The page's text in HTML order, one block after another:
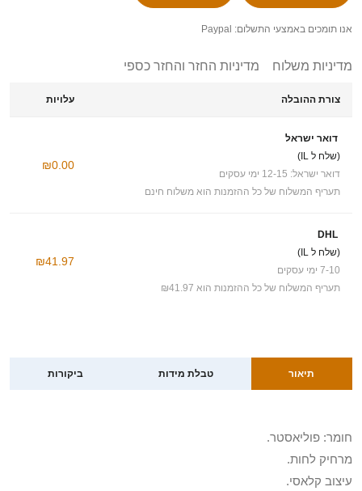
אנו תומכים באמצעי התשלום: Paypal
מדיניות משלוח מדיניות החזר והחזר כספי
צורת ההובלה עלויות
דואר ישראל
(שלח ל IL)
דואר ישראל: 12-15 ימי עסקים
תעריף המשלוח של כל ההזמנות הוא משלוח חינם
₪0.00
DHL
(שלח ל IL)
7-10 ימי עסקים
תעריף המשלוח של כל ההזמנות הוא ₪41.97
₪41.97
תיאור טבלת מידות ביקורות
חומר: פוליאסטר.
מרחיק לחות.
עיצוב קלאסי.